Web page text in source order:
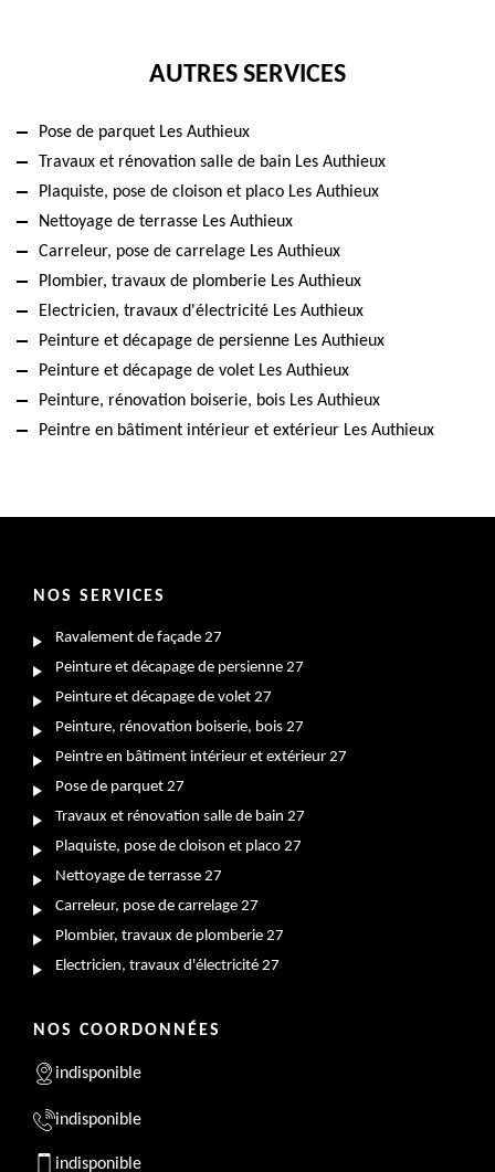
AUTRES SERVICES
Pose de parquet Les Authieux
Travaux et rénovation salle de bain Les Authieux
Plaquiste, pose de cloison et placo Les Authieux
Nettoyage de terrasse Les Authieux
Carreleur, pose de carrelage Les Authieux
Plombier, travaux de plomberie Les Authieux
Electricien, travaux d'électricité Les Authieux
Peinture et décapage de persienne Les Authieux
Peinture et décapage de volet Les Authieux
Peinture, rénovation boiserie, bois Les Authieux
Peintre en bâtiment intérieur et extérieur Les Authieux
NOS SERVICES
Ravalement de façade 27
Peinture et décapage de persienne 27
Peinture et décapage de volet 27
Peinture, rénovation boiserie, bois 27
Peintre en bâtiment intérieur et extérieur 27
Pose de parquet 27
Travaux et rénovation salle de bain 27
Plaquiste, pose de cloison et placo 27
Nettoyage de terrasse 27
Carreleur, pose de carrelage 27
Plombier, travaux de plomberie 27
Electricien, travaux d'électricité 27
NOS COORDONNÉES
indisponible
indisponible
indisponible